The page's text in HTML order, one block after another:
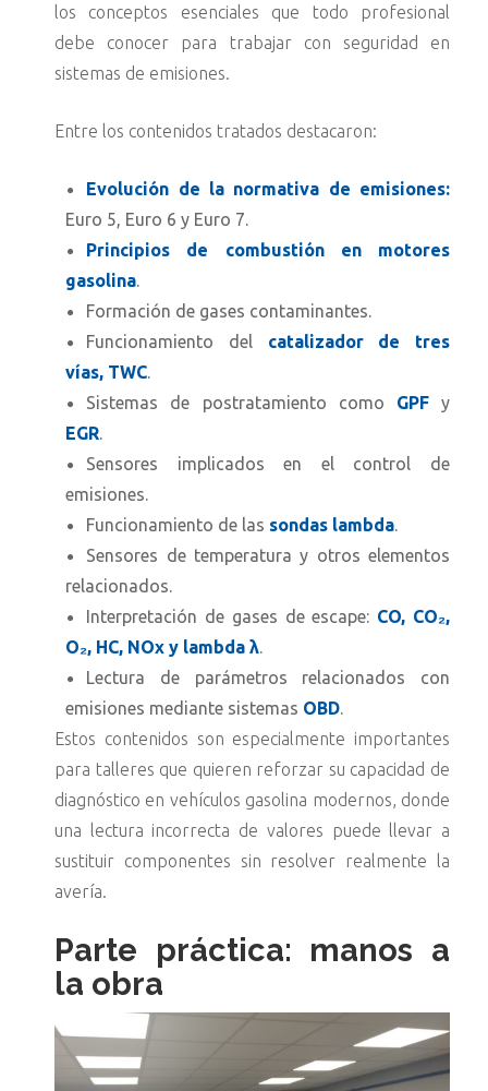
los conceptos esenciales que todo profesional
debe conocer para trabajar con seguridad en
sistemas de emisiones.
Entre los contenidos tratados destacaron:
Evolución de la normativa de emisiones:
Euro 5, Euro 6 y Euro 7.
Principios de combustión en motores
gasolina.
Formación de gases contaminantes.
Funcionamiento del catalizador de tres
vías, TWC.
Sistemas de postratamiento como GPFy
EGR.
Sensores implicados en el control de
emisiones.
Funcionamiento de las sondas lambda.
Sensores de temperatura y otros elementos
relacionados.
Interpretación de gases de escape: CO, CO₂,
O₂, HC, NOx y lambda λ.
Lectura de parámetros relacionados con
emisiones mediante sistemas OBD.
Estos contenidos son especialmente importantes
para talleres que quieren reforzar su capacidad de
diagnóstico en vehículos gasolina modernos, donde
una lectura incorrecta de valores puede llevar a
sustituir componentes sin resolver realmente la
avería.
Parte práctica: manos a
la obra